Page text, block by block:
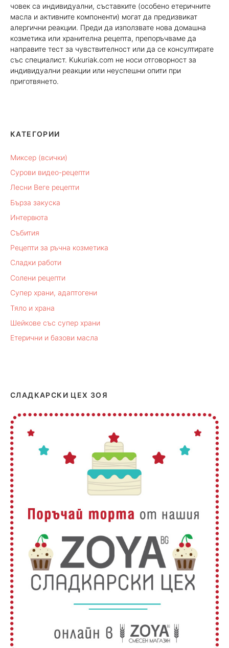
човек са индивидуални, съставките (особено етеричните
масла и активните компоненти) могат да предизвикат
алергични реакции. Преди да използвате нова домашна
козметика или хранителна рецепта, препоръчваме да
направите тест за чувствителност или да се консултирате
със специалист. Kukuriak.com не носи отговорност за
индивидуални реакции или неуспешни опити при
приготвянето.
КАТЕГОРИИ
Миксер (всички)
Сурови видео-рецепти
Лесни Веге рецепти
Бърза закуска
Интервюта
Събития
Рецепти за ръчна козметика
Сладки работи
Солени рецепти
Супер храни, адаптогени
Тяло и храна
Шейкове със супер храни
Етерични и базови масла
СЛАДКАРСКИ ЦЕХ ЗОЯ